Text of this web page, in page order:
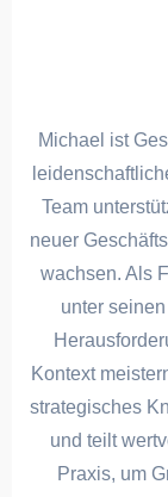
Michael ist
Team
neuer
wachsen. Als
unter
Kontext
strategisches
und teilt
Praxis, um